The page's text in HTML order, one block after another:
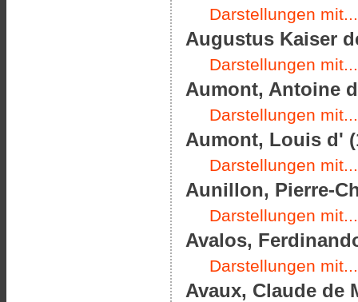
Darstellungen mit...
Augustus Kaiser
Darstellungen mit...
Aumont, Antoine
Darstellungen mit...
Aumont, Louis d'
Darstellungen mit...
Aunillon, Pierre-
Darstellungen mit...
Avalos,
Darstellungen mit...
Avaux, Claude de